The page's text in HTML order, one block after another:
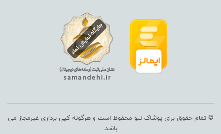
© تمام حقوق برای پوشاک نیو محفوظ است و هرگونه کپی برداری غیرمجاز می
باشد.